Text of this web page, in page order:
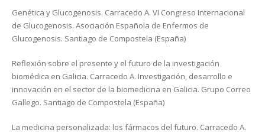
Genética y Glucogenosis. Carracedo A. VI Congreso Internacional
de Glucogenosis. Asociación Española de Enfermos de
Glucogenosis. Santiago de Compostela (España)
Reflexión sobre el presente y el futuro de la investigación
biomédica en Galicia. Carracedo A. Investigación, desarrollo e
innovación en el sector de la biomedicina en Galicia. Grupo Correo
Gallego. Santiago de Compostela (España)
La medicina personalizada: los fármacos del futuro. Carracedo A.